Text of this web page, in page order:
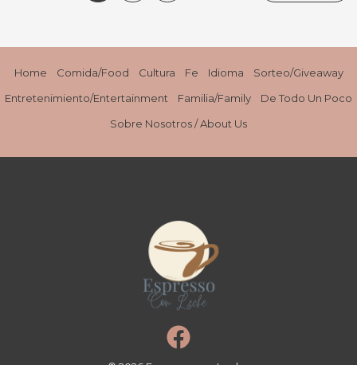
Home Comida/Food Cultura Fe Idioma
Sorteo/Giveaway
Entretenimiento/Entertainment
Familia/Family
De Todo Un Poco
Sobre Nosotros / About Us